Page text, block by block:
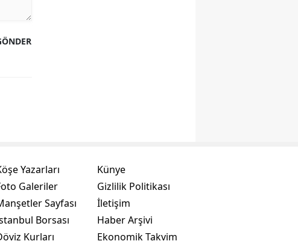
Yazarları
Galeriler
Sayfası
Borsası
Kurları
Künye
Gizlilik Politikası
İletişim
Haber Arşivi
Ekonomik Takvim